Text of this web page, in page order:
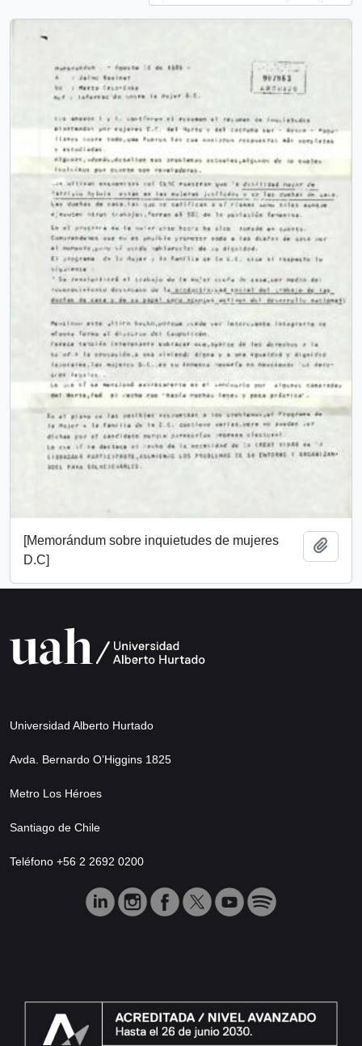
[Memorándum sobre inquietudes de mujeres
D.C]
Universidad Alberto Hurtado
Avda. Bernardo O’Higgins 1825
Metro Los Héroes
Santiago de Chile
Teléfono +56 2 2692 0200